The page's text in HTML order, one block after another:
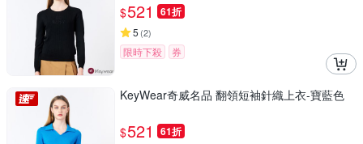
$521 61折
5 (2)
限時下殺 券
KeyWear奇威名品 翻領短袖針織上衣-寶藍色
$521 61折